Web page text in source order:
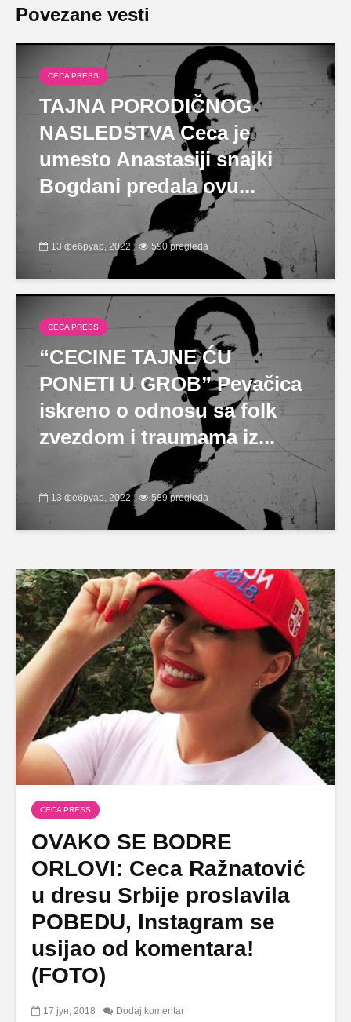
Povezane vesti
CECA PRESS
TAJNA PORODIČNOG
NASLEDSTVA Ceca je
umesto Anastasiji snajki
Bogdani predala ovu...
13 фебруар, 2022 590 pregleda
CECA PRESS
“CECINE TAJNE ĆU
PONETI U GROB” Pevačica
iskreno o odnosu sa folk
zvezdom i traumama iz...
13 фебруар, 2022 589 pregleda
CECA PRESS
OVAKO SE BODRE
ORLOVI: Ceca Ražnatović
u dresu Srbije proslavila
POBEDU, Instagram se
usijao od komentara!
(FOTO)
17 јун, 2018 Dodaj komentar